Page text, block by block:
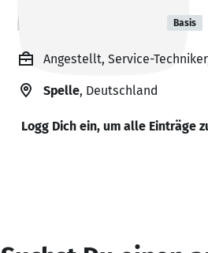
Daniel Janning Basis
Angestellt, Service-
Spelle, Deutschland
Logg Dich ein, um alle Einträge